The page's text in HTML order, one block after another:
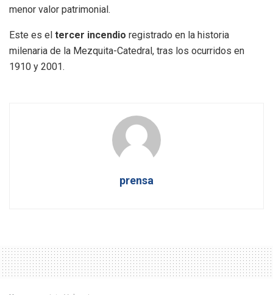
menor valor patrimonial.
Este es el tercer incendio registrado en la historia
milenaria de la Mezquita-Catedral, tras los ocurridos en
1910 y 2001.
prensa